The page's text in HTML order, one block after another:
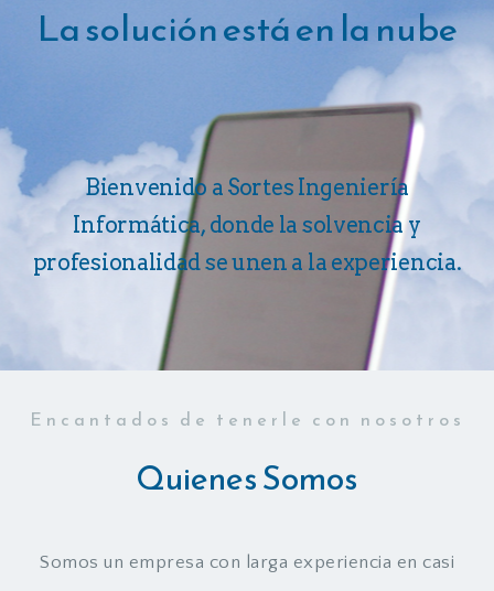
La solución está en la nube
Bienvenido a Sortes Ingeniería
Informática, donde la solvencia y
profesionalidad se unen a la experiencia.
Encantados de tenerle con nosotros
Quienes Somos
Somos un empresa con larga experiencia en casi